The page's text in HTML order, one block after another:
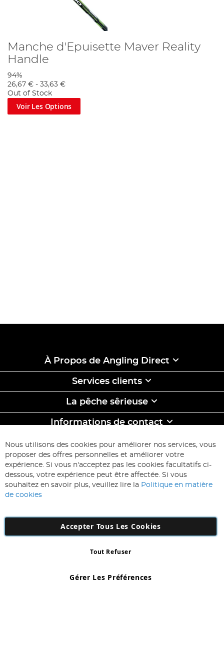
Manche d'Epuisette Maver Reality
Handle
94%
26,67 € - 33,63 €
Out of Stock
Voir Les Options
À Propos de Angling Direct
Services clients
La pêche sêrieuse
Informations de contact
ABONNEZ-VOUS & ECONOMISEZ
Inscription
à
d’information
:
Inscription
Number: 863029607
Nous utilisons des cookies pour améliorer nos services, vous
proposer des offres personnelles et améliorer votre
expérience. Si vous n'acceptez pas les cookies facultatifs ci-
dessous, votre expérience peut être affectée. Si vous
souhaitez en savoir plus, veuillez lire la Politique en matière
de cookies
Accepter Tous Les Cookies
Gérer Les Préférences
Tout Refuser